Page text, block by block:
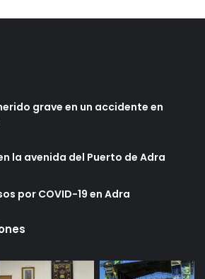
grave en un accidente en
la avenida del Puerto de Adra
por COVID-19 en Adra